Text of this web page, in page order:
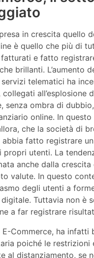
in crescita quello
è quello che più di
e fatto
brillanti. L’aumento
telematici ha
all’esplosione
senza ombra di
online. In
che la società di
abbia fatto registrare
propri utenti. La
anche dalla
valute. In questo
degli utenti a
digitale. Tuttavia non è
a far registrare
Commerce, ha infatti
poiché le restrizioni
al distanziamento, se